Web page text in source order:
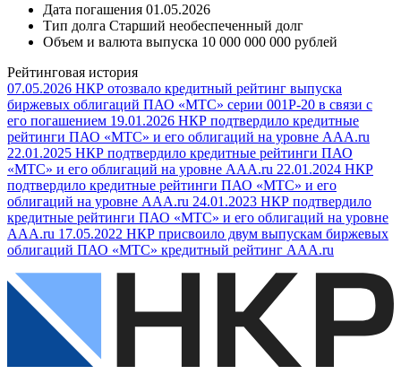
Дата погашения 01.05.2026
Тип долга Старший необеспеченный долг
Объем и валюта выпуска 10 000 000 000 рублей
Рейтинговая история
07.05.2026 НКР отозвало кредитный рейтинг выпуска
биржевых облигаций ПАО «МТС» серии 001Р-20 в связи с
его погашением 19.01.2026 НКР подтвердило кредитные
рейтинги ПАО «МТС» и его облигаций на уровне AAA.ru
22.01.2025 НКР подтвердило кредитные рейтинги ПАО
«МТС» и его облигаций на уровне AAA.ru 22.01.2024 НКР
подтвердило кредитные рейтинги ПАО «МТС» и его
облигаций на уровне AAA.ru 24.01.2023 НКР подтвердило
кредитные рейтинги ПАО «МТС» и его облигаций на уровне
AAA.ru 17.05.2022 НКР присвоило двум выпускам биржевых
облигаций ПАО «МТС» кредитный рейтинг AAA.ru